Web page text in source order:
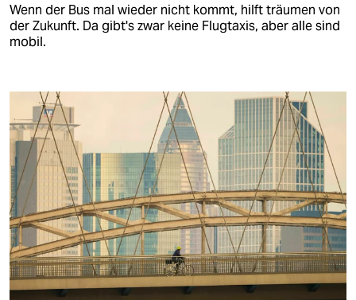
Wenn der Bus mal wieder nicht kommt, hilft träumen von
der Zukunft. Da gibt's zwar keine Flugtaxis, aber alle sind
mobil.